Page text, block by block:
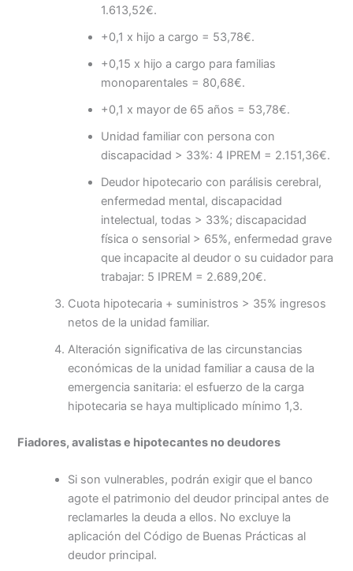
1.613,52€.
+0,1 x hijo a cargo = 53,78€.
+0,15 x hijo a cargo para familias
monoparentales = 80,68€.
+0,1 x mayor de 65 años = 53,78€.
Unidad familiar con persona con
discapacidad > 33%: 4 IPREM = 2.151,36€.
Deudor hipotecario con parálisis cerebral,
enfermedad mental, discapacidad
intelectual, todas > 33%; discapacidad
física o sensorial > 65%, enfermedad grave
que incapacite al deudor o su cuidador para
trabajar: 5 IPREM = 2.689,20€.
Cuota hipotecaria + suministros > 35% ingresos
netos de la unidad familiar.
Alteración significativa de las circunstancias
económicas de la unidad familiar a causa de la
emergencia sanitaria: el esfuerzo de la carga
hipotecaria se haya multiplicado mínimo 1,3.
Fiadores, avalistas e hipotecantes no deudores
Si son vulnerables, podrán exigir que el banco
agote el patrimonio del deudor principal antes de
reclamarles la deuda a ellos. No excluye la
aplicación del Código de Buenas Prácticas al
deudor principal.